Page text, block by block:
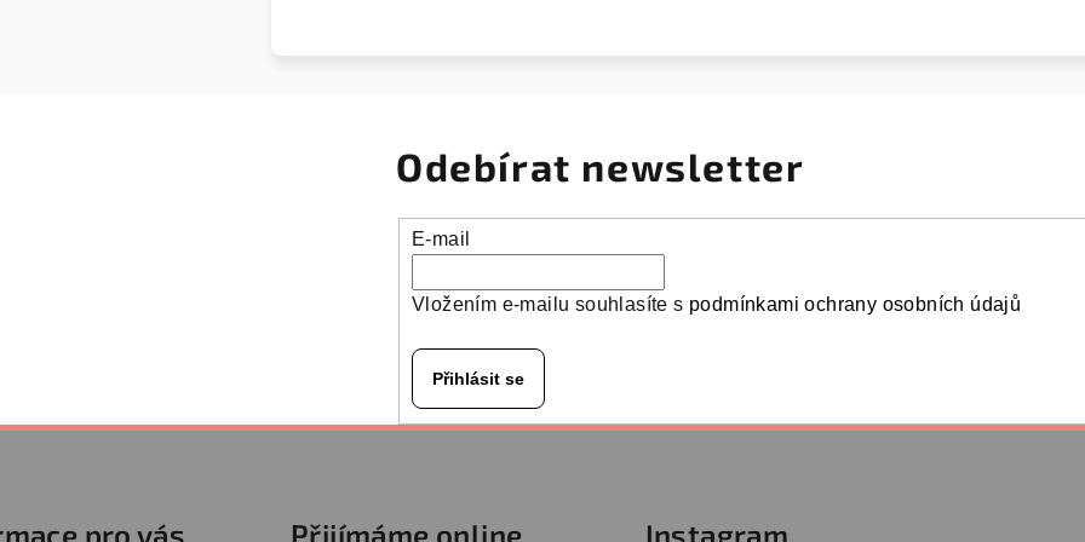
Odebírat newsletter
E-mail
Vložením e-mailu souhlasíte s podmínkami ochrany osobních údajů
Přihlásit se
pro vás Přijímáme online Instagram